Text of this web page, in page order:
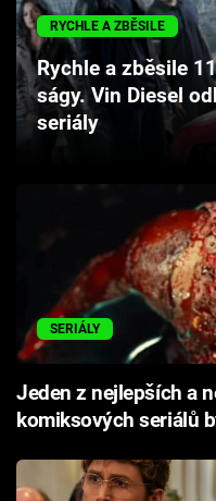
Hry
Cool Esport
Pořady
TV Program
Sledujte prima+
Přihlášení
Sledujte nás
RYCHLE A ZBĚSILE
Rychle a zběsile
ságy. Vin Diesel
seriály
SERIÁLY
Jeden z nejlepších a
komiksových seriálů